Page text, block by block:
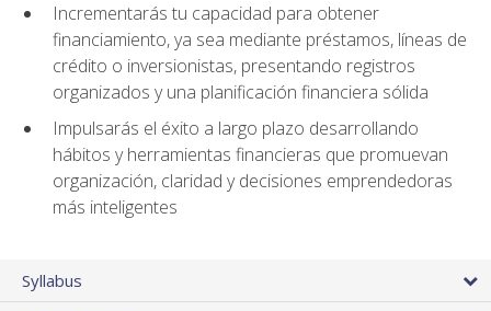
Incrementarás tu capacidad para obtener
financiamiento, ya sea mediante préstamos, líneas de
crédito o inversionistas, presentando registros
organizados y una planificación financiera sólida
Impulsarás el éxito a largo plazo desarrollando
hábitos y herramientas financieras que promuevan
organización, claridad y decisiones emprendedoras
más inteligentes
Syllabus